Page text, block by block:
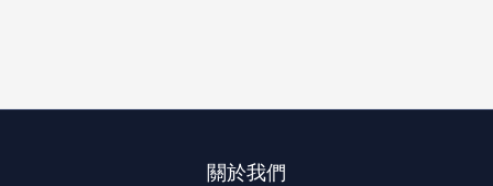
關於我們